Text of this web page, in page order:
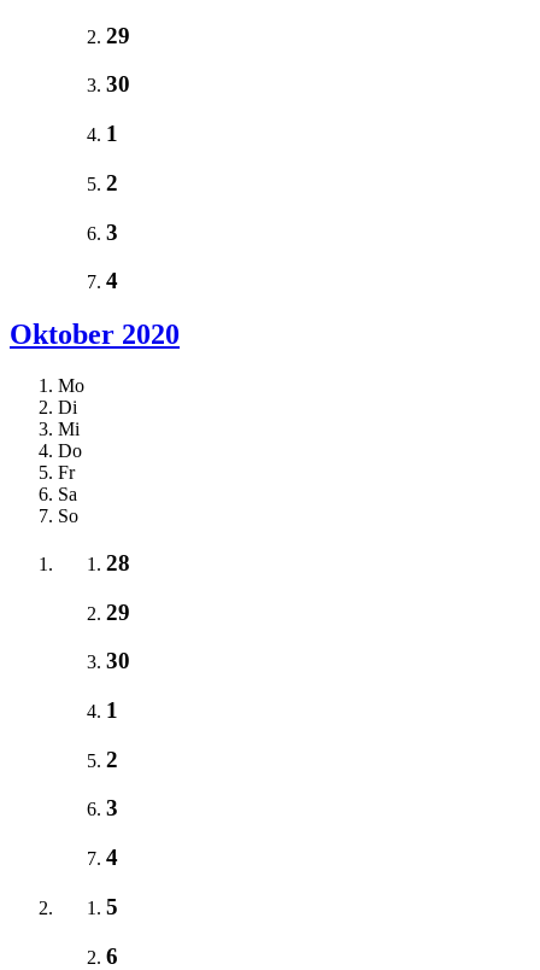
29
30
1
2
3
4
Oktober 2020
Mo
Di
Mi
Do
Fr
Sa
So
28
29
30
1
2
3
4
5
6